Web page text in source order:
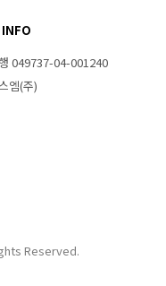
049737-04-001240
엠(주)
Reserved.